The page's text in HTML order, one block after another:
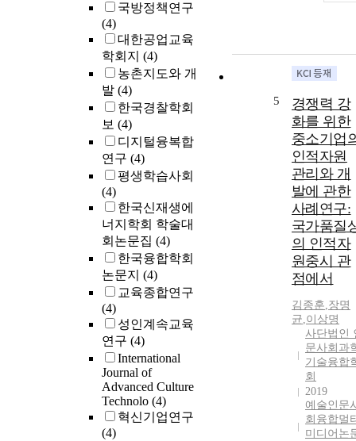
국방정책연구
(4)
대한공업교육
학회지 (4)
농촌지도와 개
발 (4)
한국경찰학회
보 (4)
디지털융복합
연구 (4)
평생학습사회
(4)
한국신재생에
너지학회 학술대
회논문집 (4)
한국융합학회
논문지 (4)
교육종합연구
(4)
성인계속교육
연구 (4)
International
Journal of
Advanced Culture
Technolo (4)
혁신기업연구
(4)
5
경쟁력 강
화를 위한
중소기업
인적자원
관리와 개
발에 관한
사례연구:
국가품질
의 인적자
원중시 관
점에서
김종훈,장명
균,이상명
사단법인
문사회과
기술융합
회
2019
예술인문
회융합멀
미디어논